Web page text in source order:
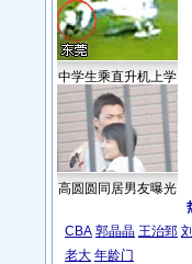
中学生乘直升机上学
高圆圆同居男友曝光
CBA 郭晶晶 王治郅
老大 年龄门